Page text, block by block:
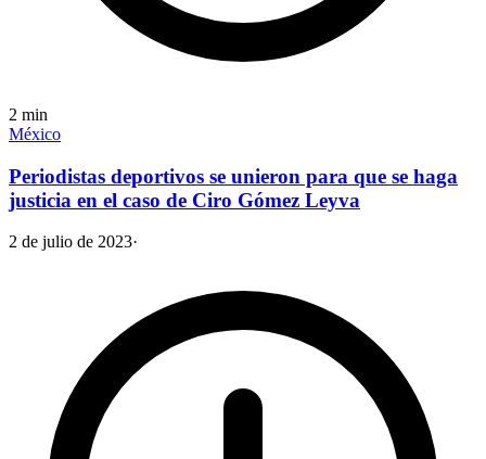
2 min
México
Periodistas deportivos se unieron para que se haga
justicia en el caso de Ciro Gómez Leyva
2 de julio de 2023·